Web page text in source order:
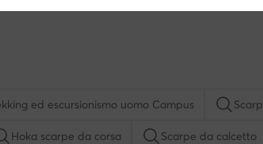
ed escursionismo uomo Campus
Hoka scarpe da corsa Scarpe da calcetto